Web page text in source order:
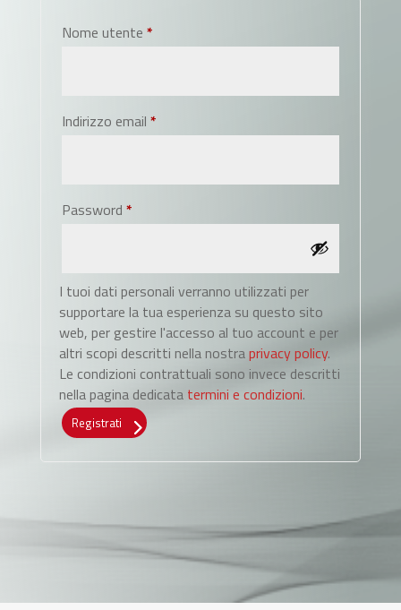
Nome utente *Richiesto
Indirizzo email *Richiesto
Password *Richiesto
I tuoi dati personali verranno utilizzati per
supportare la tua esperienza su questo sito
web, per gestire l'accesso al tuo account e per
altri scopi descritti nella nostraprivacy policy.
Le condizioni contrattuali sono invece descritti
nella pagina dedicata termini e condizioni.
Registrati